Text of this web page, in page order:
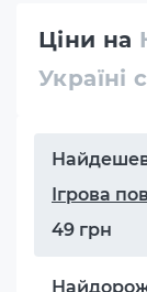
Ціни на
Україні
Ігрова
49 грн